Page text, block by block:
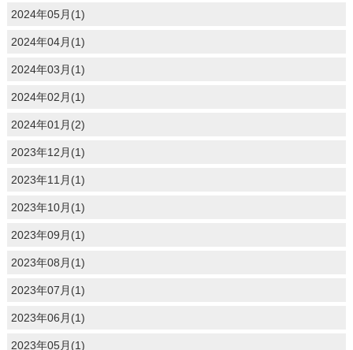
2024年05月(1)
2024年04月(1)
2024年03月(1)
2024年02月(1)
2024年01月(2)
2023年12月(1)
2023年11月(1)
2023年10月(1)
2023年09月(1)
2023年08月(1)
2023年07月(1)
2023年06月(1)
2023年05月(1)